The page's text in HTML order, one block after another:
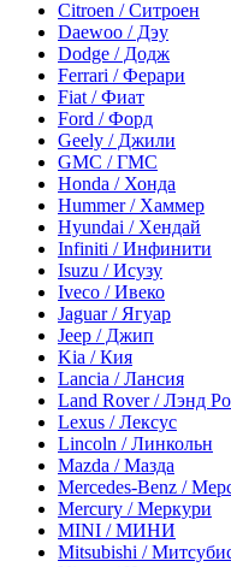
Citroen / Ситроен
Daewoo / Дэу
Dodge / Додж
Ferrari / Ферари
Fiat / Фиат
Ford / Форд
Geely / Джили
GMC / ГМС
Honda / Хонда
Hummer / Хаммер
Hyundai / Хендай
Infiniti / Инфинити
Isuzu / Исузу
Iveco / Ивеко
Jaguar / Ягуар
Jeep / Джип
Kia / Кия
Lancia / Лансия
Land Rover / Лэнд
Lexus / Лексус
Lincoln / Линкольн
Mazda / Мазда
Mercedes-Benz /
Mercury / Меркури
MINI / МИНИ
Mitsubishi /